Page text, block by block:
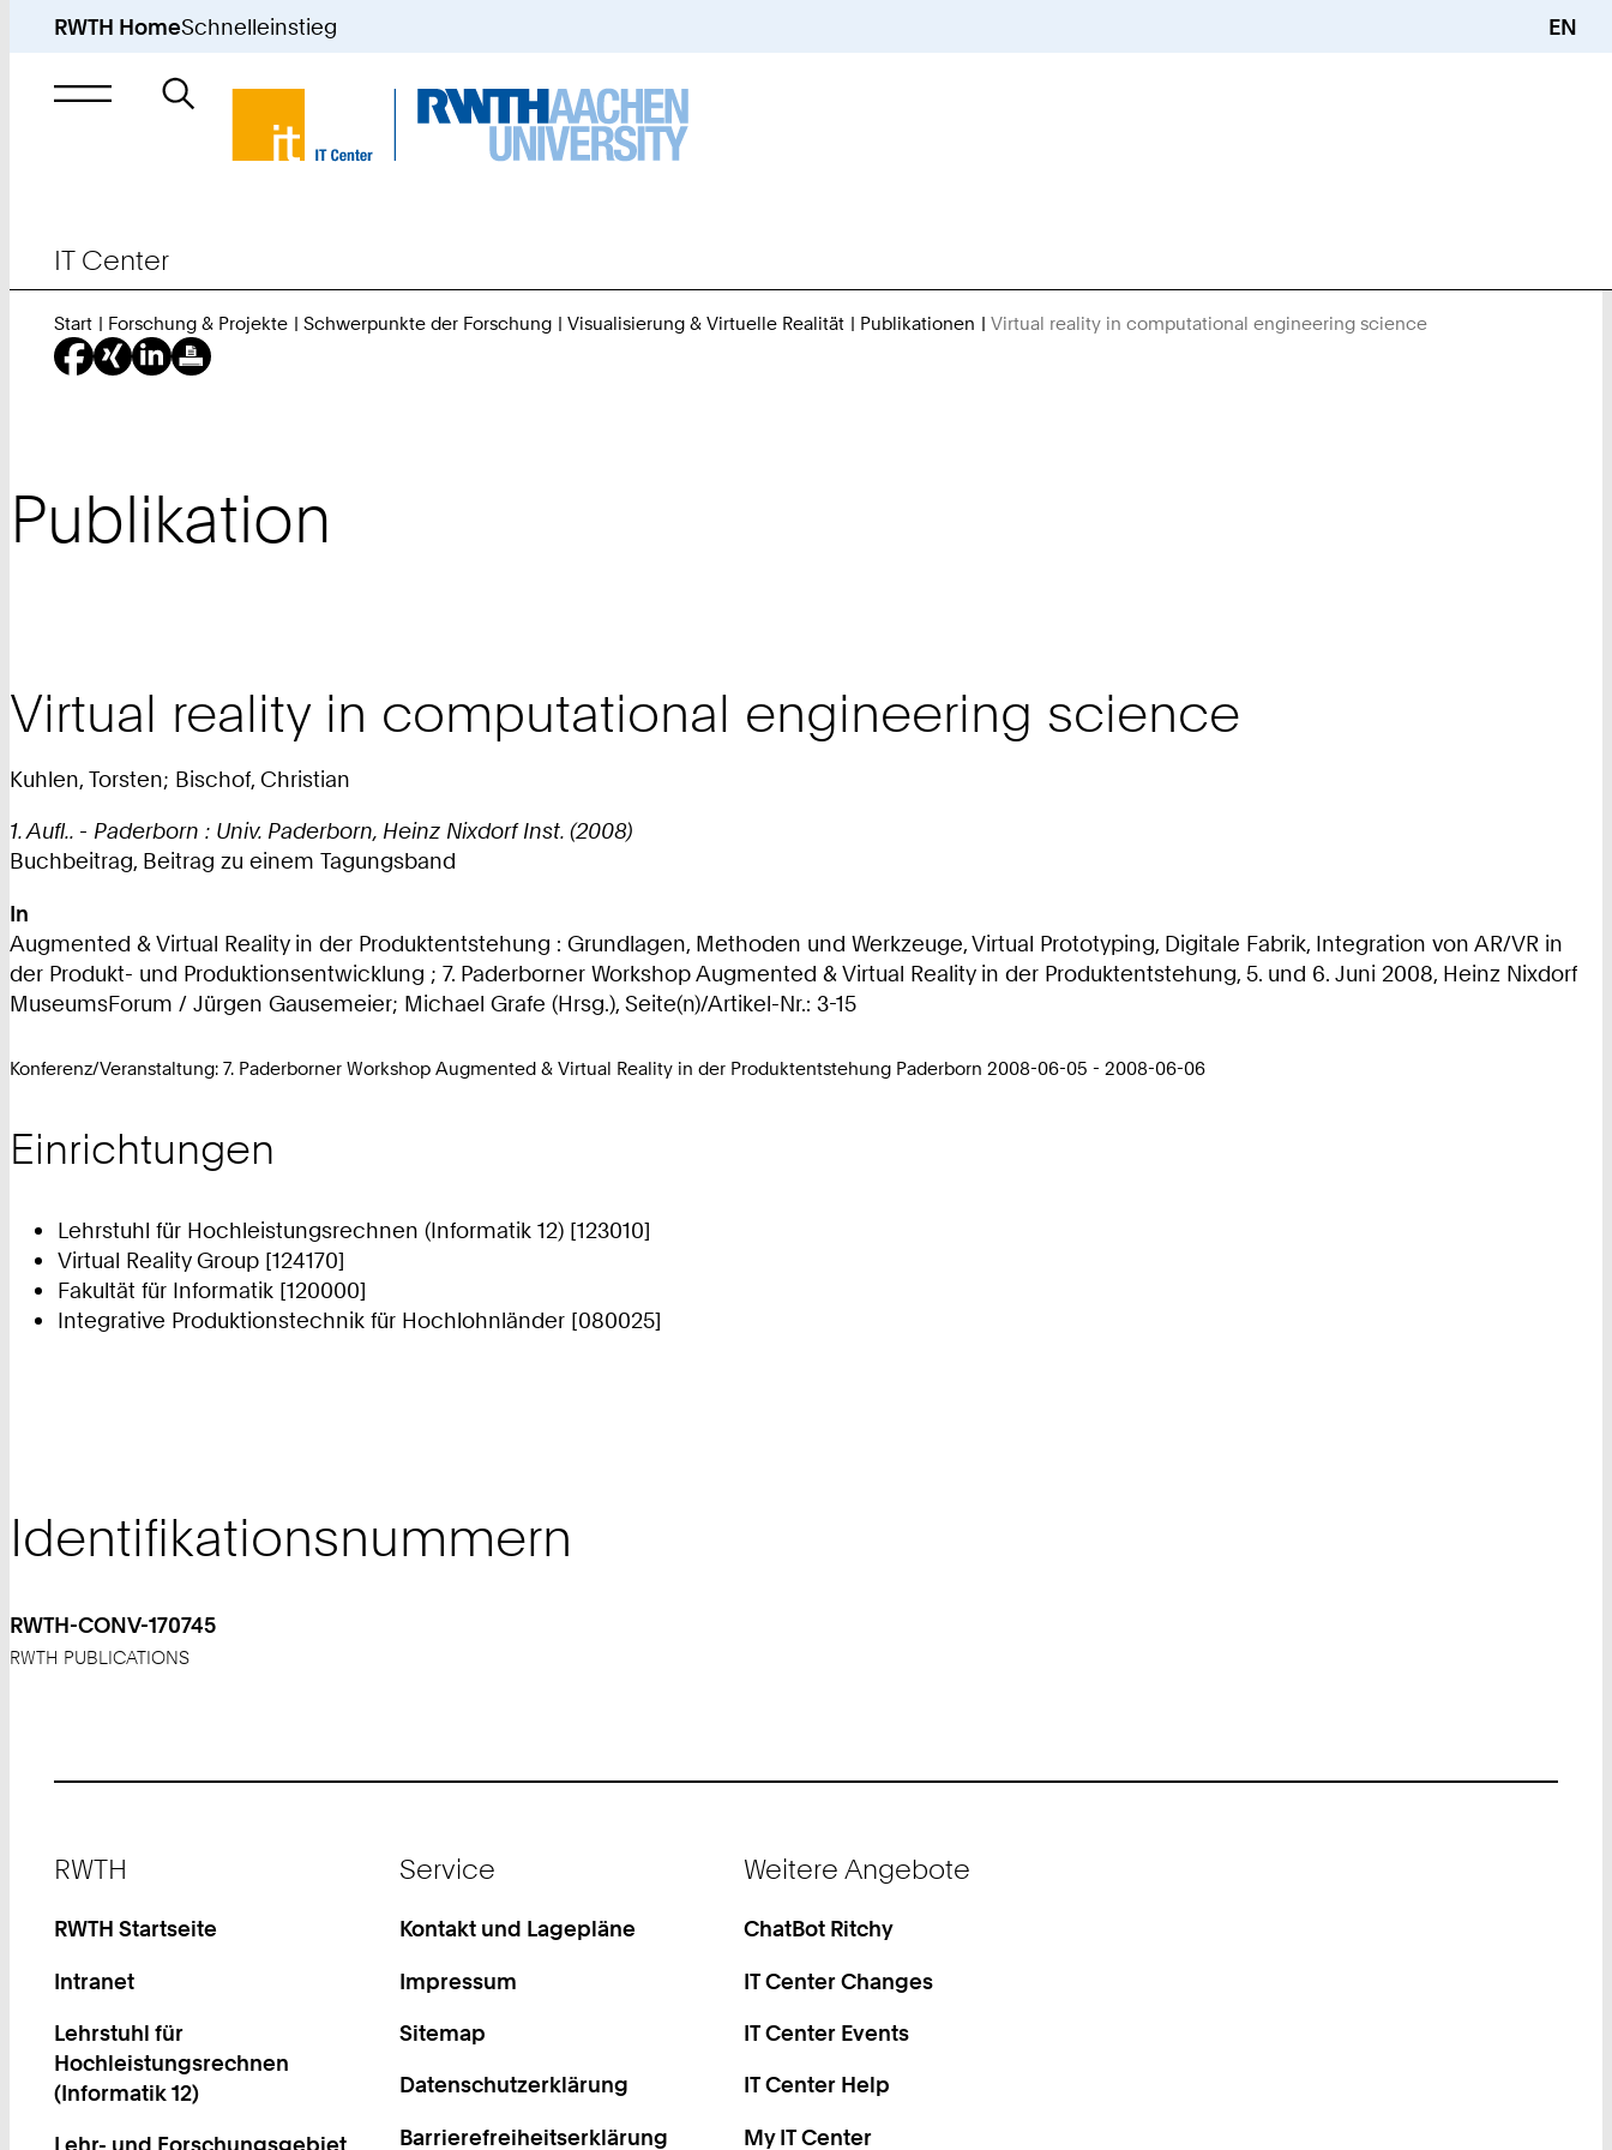
RWTH HomeSchnelleinstieg EN
Suche
nach
IT Center
Start Forschung & Projekte Schwerpunkte der Forschung Visualisierung & Virtuelle Realität Publikationen Virtual reality in computational engineering science
Publikation
Virtual reality in computational engineering science
Kuhlen, Torsten; Bischof, Christian
1. Aufl.. - Paderborn : Univ. Paderborn, Heinz Nixdorf Inst. (2008)
Buchbeitrag, Beitrag zu einem Tagungsband
In
Augmented & Virtual Reality in der Produktentstehung : Grundlagen, Methoden und Werkzeuge, Virtual Prototyping, Digitale Fabrik, Integration von AR/VR in
der Produkt- und Produktionsentwicklung ; 7. Paderborner Workshop Augmented & Virtual Reality in der Produktentstehung, 5. und 6. Juni 2008, Heinz Nixdorf
MuseumsForum / Jürgen Gausemeier; Michael Grafe (Hrsg.), Seite(n)/Artikel-Nr.: 3-15
Konferenz/Veranstaltung: 7. Paderborner Workshop Augmented & Virtual Reality in der Produktentstehung Paderborn 2008-06-05 - 2008-06-06
Einrichtungen
Lehrstuhl für Hochleistungsrechnen (Informatik 12) [123010]
Virtual Reality Group [124170]
Fakultät für Informatik [120000]
Integrative Produktionstechnik für Hochlohnländer [080025]
Identifikationsnummern
RWTH-CONV-170745
RWTH PUBLICATIONS
RWTH
RWTH Startseite
Intranet
Lehrstuhl für
Hochleistungsrechnen
(Informatik 12)
Lehr- und Forschungsgebiet
Service
Kontakt und Lagepläne
Impressum
Sitemap
Datenschutzerklärung
Barrierefreiheitserklärung
Weitere Angebote
ChatBot Ritchy
IT Center Changes
IT Center Events
IT Center Help
My IT Center